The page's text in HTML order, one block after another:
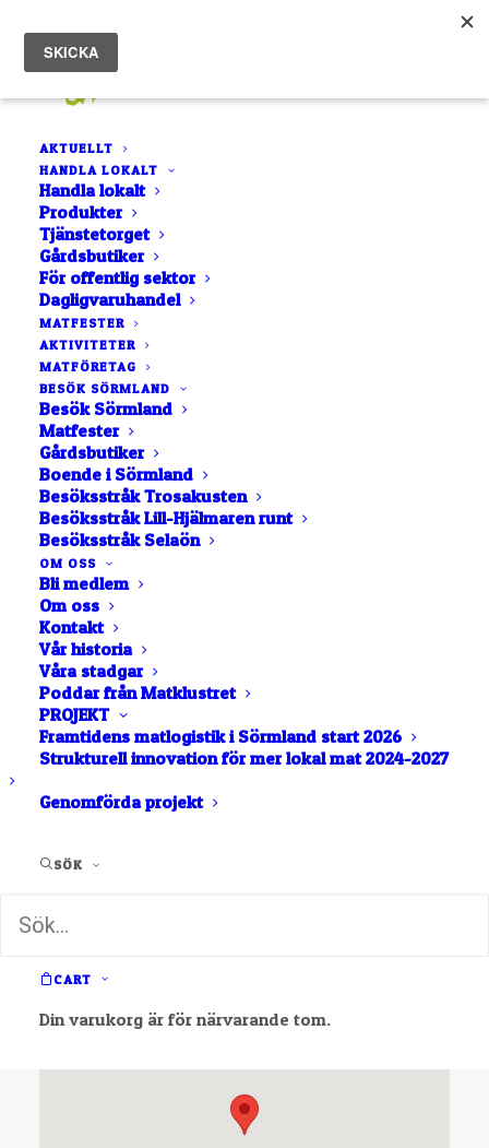
AKTUELLT
HANDLA LOKALT
Handla lokalt
Produkter
Tjänstetorget
Gårdsbutiker
För offentlig sektor
Dagligvaruhandel
MATFESTER
AKTIVITETER
MATFÖRETAG
BESÖK SÖRMLAND
Besök Sörmland
Matfester
Gårdsbutiker
Boende i Sörmland
Besöksstråk Trosakusten
Besöksstråk Lill-Hjälmaren runt
Besöksstråk Selaön
OM OSS
Bli medlem
Om oss
Kontakt
Vår historia
Våra stadgar
Poddar från Matklustret
PROJEKT
Framtidens matlogistik i Sörmland start 2026
Strukturell innovation för mer lokal mat 2024-2027
Genomförda projekt
SÖK
CART
Din varukorg är för närvarande tom.
Nyköping
Nils Oscar
På Nils Oscar brygger vi klassisk öl i modern
stil.Vi är en av pionjärerna i Sverige och
grundades redan 1996. Vi gör smakrik okonstlad
öl med inspiration från klassiska ölstilar. Vår
främsta styrka är öl med tydlig maltkaraktär som
tillgå runtom i Sverige på Systembolag,